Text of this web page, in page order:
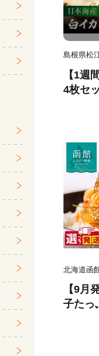
島根県松
【1週
4枚セ
マヲ
北海道函
【9月
子たっ
ック
伝の